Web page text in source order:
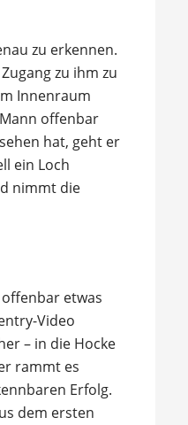
zu erkennen.
zu ihm zu
Innenraum
offenbar
hat, geht er
ein Loch
nimmt die
etwas
Video
– in die Hocke
rammt es
Erfolg.
dem ersten